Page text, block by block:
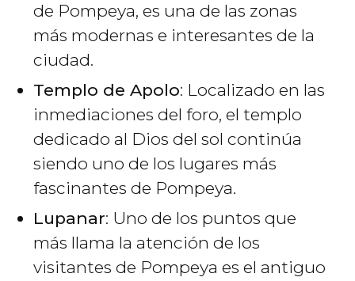
de Pompeya, es una de las zonas
más modernas e interesantes de la
ciudad.
Templo de Apolo: Localizado en las
inmediaciones del foro, el templo
dedicado al Dios del sol continúa
siendo uno de los lugares más
fascinantes de Pompeya.
Lupanar: Uno de los puntos que
más llama la atención de los
visitantes de Pompeya es el antiguo